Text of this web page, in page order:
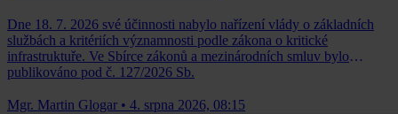
Dne 18. 7. 2026 své účinnosti nabylo nařízení vlády o základních
službách a kritériích významnosti podle zákona o kritické
infrastruktuře. Ve Sbírce zákonů a mezinárodních smluv bylo
publikováno pod č. 127/2026 Sb.
Mgr. Martin Glogar • 4. srpna 2026, 08:15